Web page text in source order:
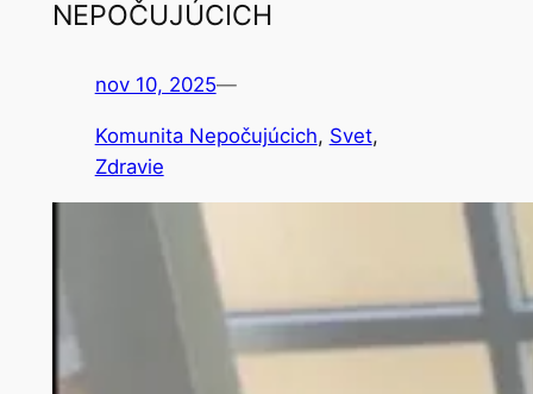
NEPOČUJÚCICH
nov 10, 2025—
Komunita Nepočujúcich, Svet
Zdravie